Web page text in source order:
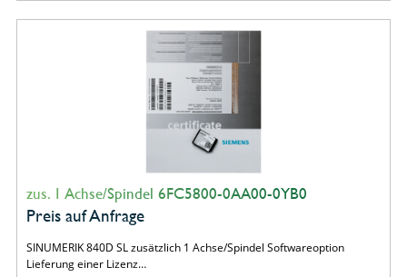
zus. 1 Achse/Spindel 6FC5800-0AA00-0YB0
Preis auf Anfrage
SINUMERIK 840D SL zusätzlich 1 Achse/Spindel Softwareoption
Lieferung einer Lizenz…